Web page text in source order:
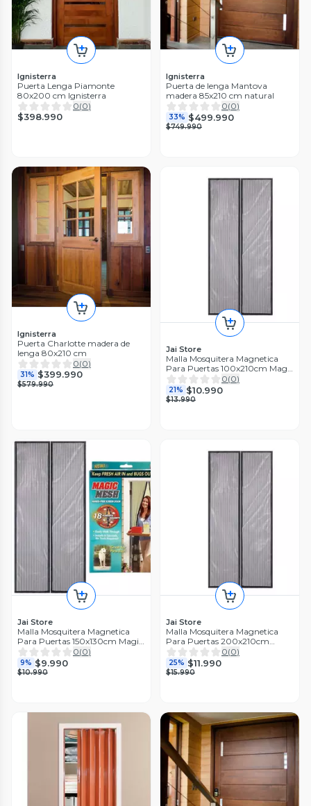
Ignisterra
Puerta Lenga Piamonte
80x200 cm Ignisterra
0(0)
$398.990
Ignisterra
Puerta de lenga Mantova
madera 85x210 cm natural
0(0)
33% $499.990
$749.990
Ignisterra
Puerta Charlotte madera de
lenga 80x210 cm
0(0)
31% $399.990
$579.990
Jai Store
Malla Mosquitera Magnetica
Para Puertas 100x210cm Magic
Mesh
0(0)
21% $10.990
$13.990
Jai Store
Malla Mosquitera Magnetica
Para Puertas 150x130cm Magic
Mesh
0(0)
9% $9.990
$10.990
Jai Store
Malla Mosquitera Magnetica
Para Puertas 200x210cm
Magic Mesh
0(0)
25% $11.990
$15.990